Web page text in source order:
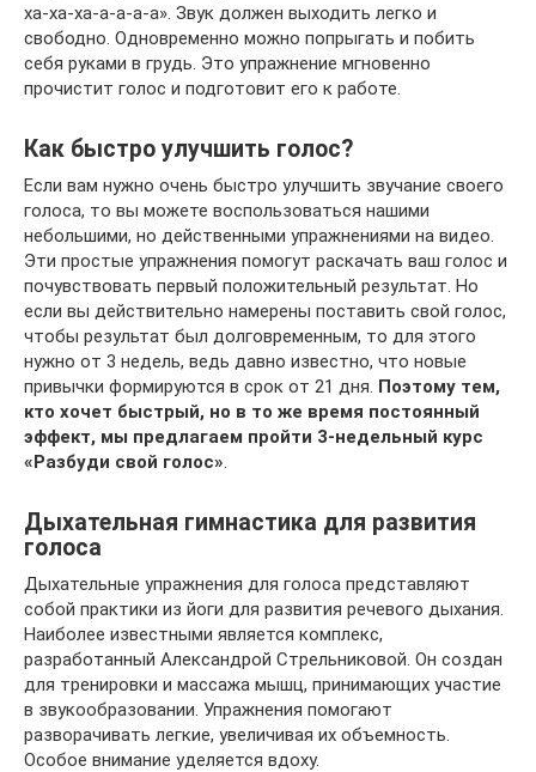
ха-ха-ха-а-а-а-а». Звук должен выходить легко и
свободно. Одновременно можно попрыгать и побить
себя руками в грудь. Это упражнение мгновенно
прочистит голос и подготовит его к работе.
Как быстро улучшить голос?
Если вам нужно очень быстро улучшить звучание своего
голоса, то вы можете воспользоваться нашими
небольшими, но действенными упражнениями на видео.
Эти простые упражнения помогут раскачать ваш голос и
почувствовать первый положительный результат. Но
если вы действительно намерены поставить свой голос,
чтобы результат был долговременным, то для этого
нужно от 3 недель, ведь давно известно, что новые
привычки формируются в срок от 21 дня. Поэтому тем,
кто хочет быстрый, но в то же время постоянный
эффект, мы предлагаем пройти 3-недельный курс
«Разбуди свой голос»
Дыхательная гимнастика для развития
голоса
Дыхательные упражнения для голоса представляют
собой практики из йоги для развития речевого дыхания.
Наиболее известными является комплекс,
разработанный Александрой Стрельниковой. Он создан
для тренировки и массажа мышц, принимающих участие
в звукообразовании. Упражнения помогают
разворачивать легкие, увеличивая их объемность.
Особое внимание уделяется вдоху.